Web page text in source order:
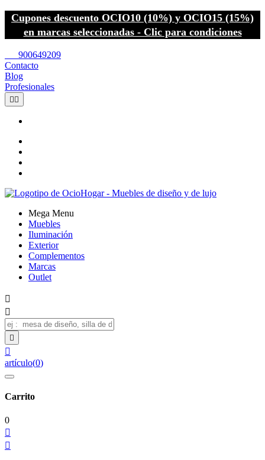
Cupones descuento OCIO10 (10%) y OCIO15 (15%)
en marcas seleccionadas - Clic para condiciones
900649209
Contacto
Blog
Profesionales
 
Mega Menu
Muebles
Iluminación
Exterior
Complementos
Marcas
Outlet




artículo(0)
Carrito
0

